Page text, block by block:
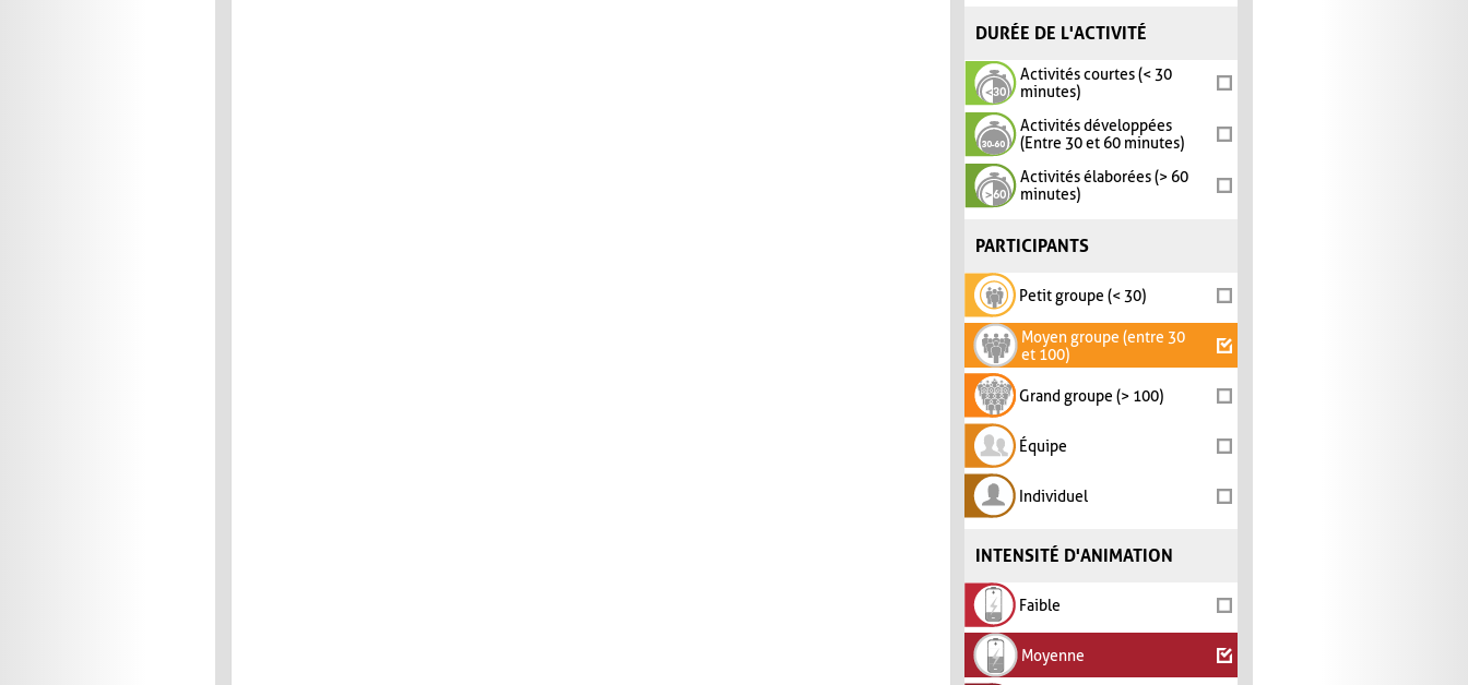
DURÉE DE L'ACTIVITÉ
Activités courtes (< 30
minutes)
Activités développées
(Entre 30 et 60 minutes)
Activités élaborées (> 60
minutes)
PARTICIPANTS
Petit groupe (< 30)
Moyen groupe (entre 30
et 100)
Grand groupe (> 100)
Équipe
Individuel
INTENSITÉ D'ANIMATION
Faible
Moyenne